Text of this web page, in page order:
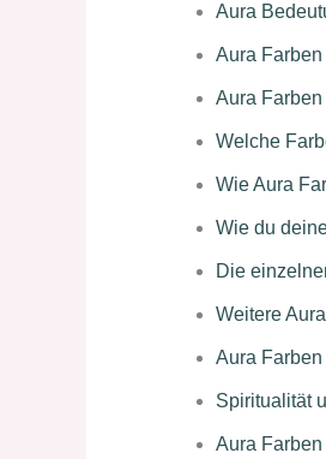
Aura
Aura
Aura
Welche
Wie Aura
Wie du
Die
Weitere
Aura
Spiritualität
Aura